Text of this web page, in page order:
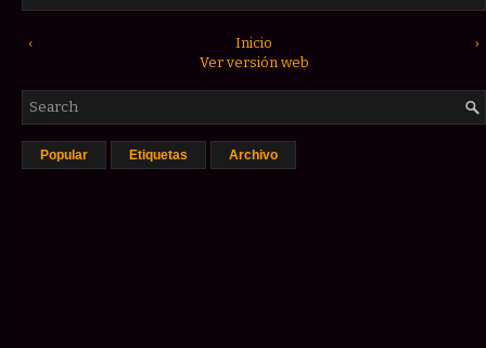
‹ ›
Inicio
Ver versión web
Popular Etiquetas Archivo